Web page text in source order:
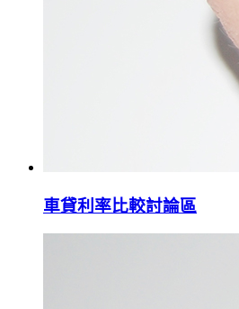
車貸利率比較討論區